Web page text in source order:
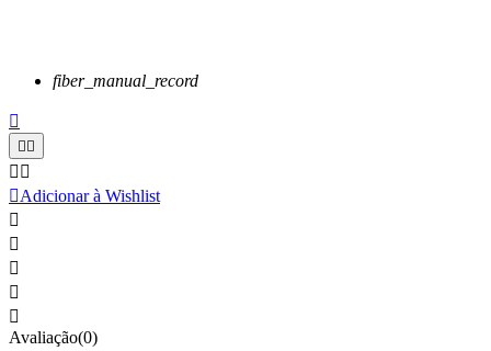
fiber_manual_record

 
 
Adicionar à Wishlist





Avaliação(0)